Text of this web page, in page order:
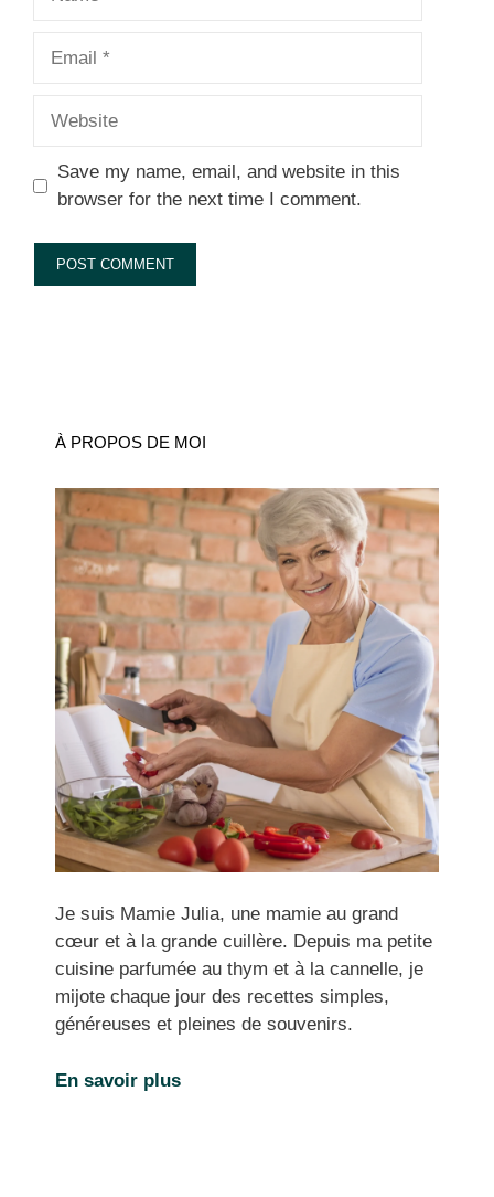
Save my name, email, and website in this
browser for the next time I comment.
À PROPOS DE MOI
Je suis Mamie Julia, une mamie au grand
cœur et à la grande cuillère. Depuis ma petite
cuisine parfumée au thym et à la cannelle, je
mijote chaque jour des recettes simples,
généreuses et pleines de souvenirs.
En savoir plus